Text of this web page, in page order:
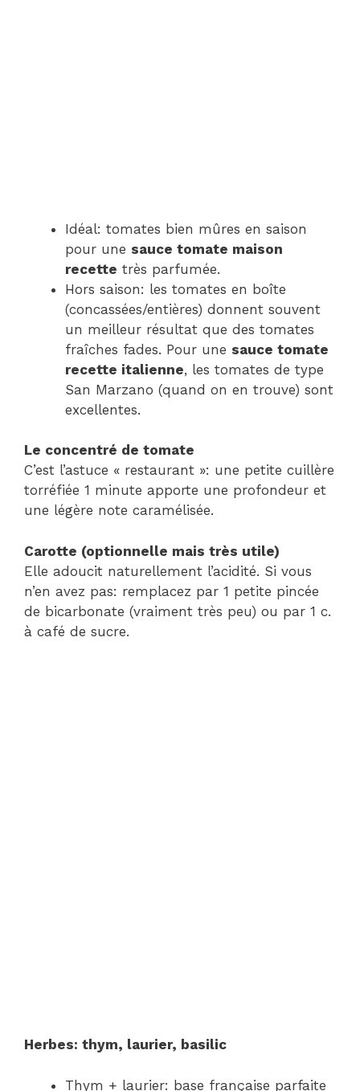
Idéal: tomates bien mûres en saison
pour une sauce tomate maison
recette très parfumée.
Hors saison: les tomates en boîte
(concassées/entières) donnent souvent
un meilleur résultat que des tomates
fraîches fades. Pour une sauce tomate
recette italienne, les tomates de type
San Marzano (quand on en trouve) sont
excellentes.
Le concentré de tomate
C’est l’astuce « restaurant »: une petite cuillère
torréfiée 1 minute apporte une profondeur et
une légère note caramélisée.
Carotte (optionnelle mais très utile)
Elle adoucit naturellement l’acidité. Si vous
n’en avez pas: remplacez par 1 petite pincée
de bicarbonate (vraiment très peu) ou par 1 c.
à café de sucre.
Herbes: thym, laurier, basilic
Thym + laurier: base française parfaite